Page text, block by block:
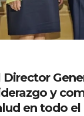
y
en todo